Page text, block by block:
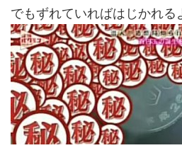
でもずれていればはじかれる